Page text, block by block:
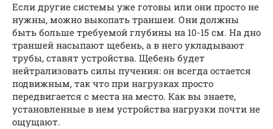
Если другие системы уже готовы или они просто не
нужны, можно выкопать траншеи. Они должны
быть больше требуемой глубины на 10-15 см. На дно
траншей насыпают щебень, а в него укладывают
трубы, ставят устройства. Щебень будет
нейтрализовать силы пучения: он всегда остается
подвижным, так что при нагрузках просто
передвигается с места на место. Как вы знаете,
установленные в нем устройства нагрузки почти не
ощущают.